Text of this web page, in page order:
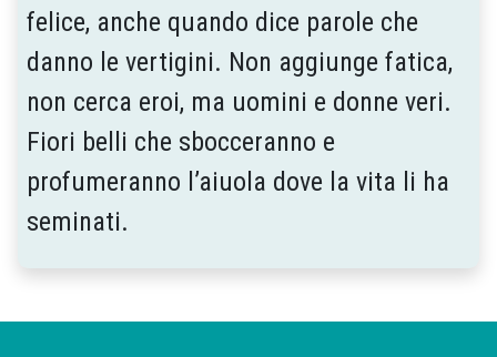
feli­ce, anche quando dice parole che
danno le vertigini. Non aggiunge fa­tica,
non cerca eroi, ma uomini e donne veri.
Fiori belli che sbocceranno e
profumeranno l’aiuola dove la vita li ha
seminati.